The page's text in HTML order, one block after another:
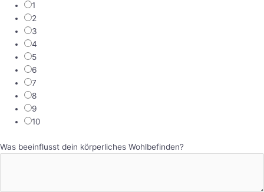
1
2
3
4
5
6
7
8
9
10
Was beeinflusst dein körperliches Wohlbefinden?